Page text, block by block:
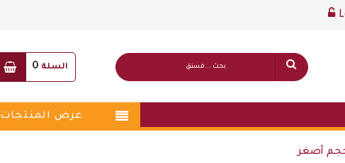
السلة 0
عرض المنتجات
أصغر